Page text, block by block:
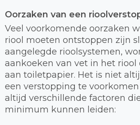
Oorzaken van een
Veel voorkomende oorzaken
riool moeten ontstoppen zijn
aangelegde rioolsystemen,
aankoeken van vet in het riool
aan toiletpapier. Het is niet
een verstopping te
altijd verschillende factoren
minimum kunnen leiden: